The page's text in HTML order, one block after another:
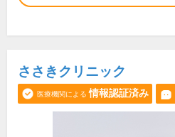
ささきクリニック
医療機関による 情報認証済み